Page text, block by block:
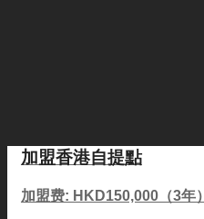
加盟香港自提點
加盟费: HKD150,000（3年）